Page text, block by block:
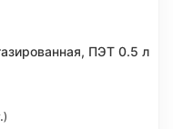
ПЭТ 0.5 л